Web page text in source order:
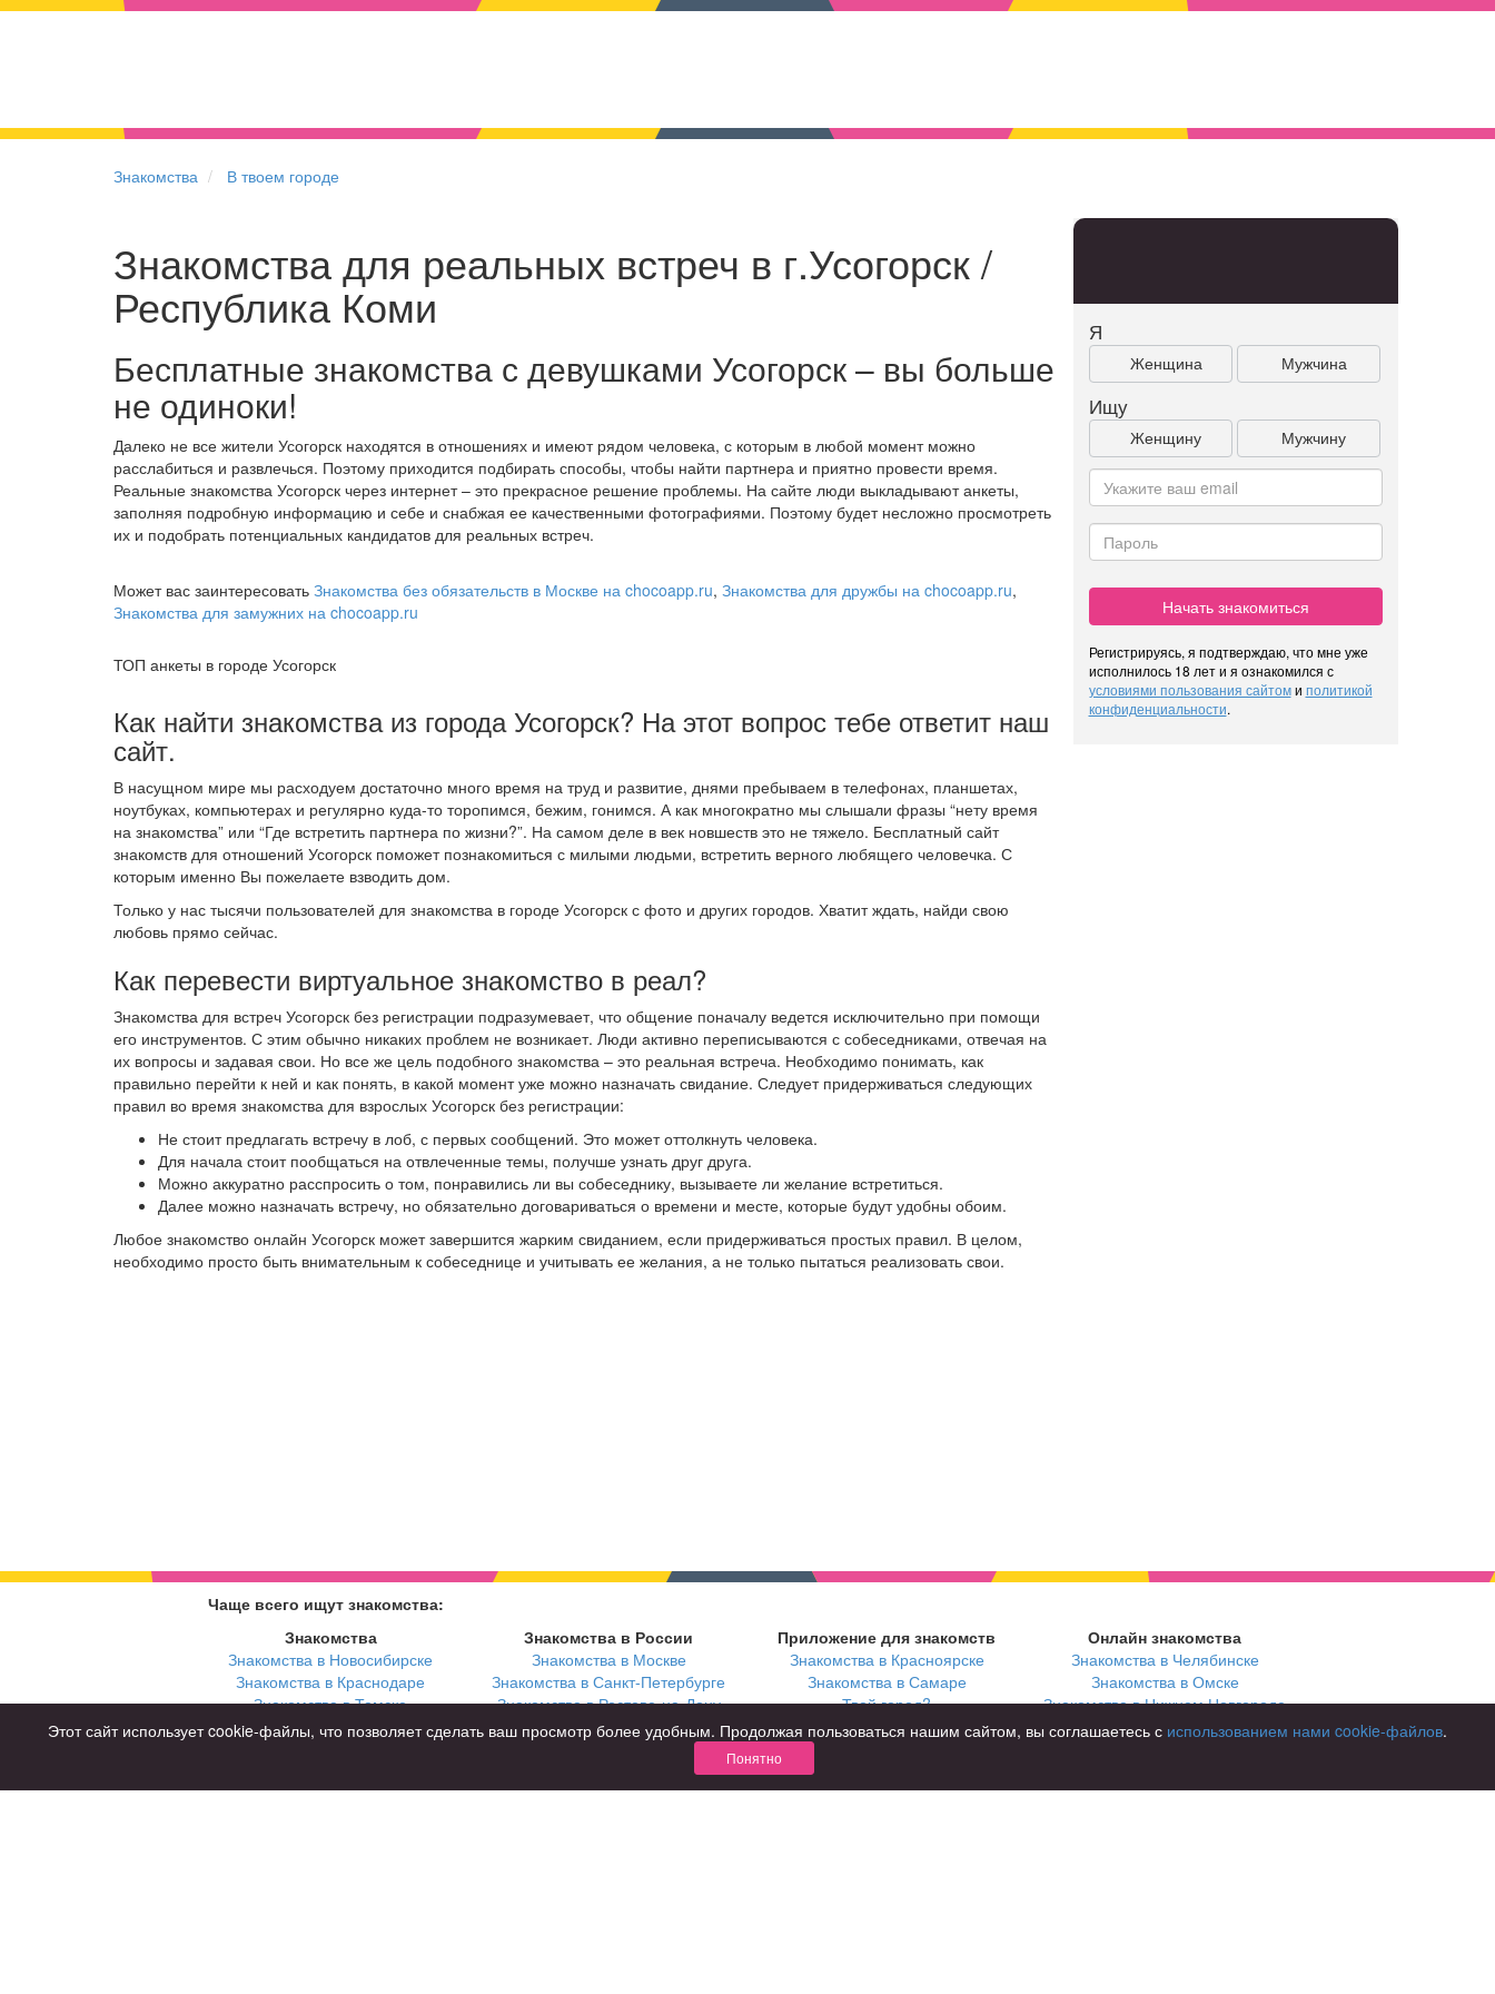
Знакомства В твоем городе
Знакомства для реальных встреч в г.Усогорск /
Республика Коми
Бесплатные знакомства с девушками Усогорск – вы больше
не одиноки!
Далеко не все жители Усогорск находятся в отношениях и имеют рядом человека, с которым в любой момент можно
расслабиться и развлечься. Поэтому приходится подбирать способы, чтобы найти партнера и приятно провести время.
Реальные знакомства Усогорск через интернет – это прекрасное решение проблемы. На сайте люди выкладывают анкеты,
заполняя подробную информацию и себе и снабжая ее качественными фотографиями. Поэтому будет несложно просмотреть
их и подобрать потенциальных кандидатов для реальных встреч.
Может вас заинтересовать Знакомства без обязательств в Москве на chocoapp.ru, Знакомства для дружбы на chocoapp.ru,
Знакомства для замужних на chocoapp.ru
ТОП анкеты в городе Усогорск
Как найти знакомства из города Усогорск? На этот вопрос тебе ответит наш
сайт.
В насущном мире мы расходуем достаточно много время на труд и развитие, днями пребываем в телефонах, планшетах,
ноутбуках, компьютерах и регулярно куда-то торопимся, бежим, гонимся. А как многократно мы слышали фразы “нету время
на знакомства” или “Где встретить партнера по жизни?”. На самом деле в век новшеств это не тяжело. Бесплатный сайт
знакомств для отношений Усогорск поможет познакомиться с милыми людьми, встретить верного любящего человечка. С
которым именно Вы пожелаете взводить дом.
Только у нас тысячи пользователей для знакомства в городе Усогорск с фото и других городов. Хватит ждать, найди свою
любовь прямо сейчас.
Как перевести виртуальное знакомство в реал?
Знакомства для встреч Усогорск без регистрации подразумевает, что общение поначалу ведется исключительно при помощи
его инструментов. С этим обычно никаких проблем не возникает. Люди активно переписываются с собеседниками, отвечая на
их вопросы и задавая свои. Но все же цель подобного знакомства – это реальная встреча. Необходимо понимать, как
правильно перейти к ней и как понять, в какой момент уже можно назначать свидание. Следует придерживаться следующих
правил во время знакомства для взрослых Усогорск без регистрации:
Не стоит предлагать встречу в лоб, с первых сообщений. Это может оттолкнуть человека.
Для начала стоит пообщаться на отвлеченные темы, получше узнать друг друга.
Можно аккуратно расспросить о том, понравились ли вы собеседнику, вызываете ли желание встретиться.
Далее можно назначать встречу, но обязательно договариваться о времени и месте, которые будут удобны обоим.
Любое знакомство онлайн Усогорск может завершится жарким свиданием, если придерживаться простых правил. В целом,
необходимо просто быть внимательным к собеседнице и учитывать ее желания, а не только пытаться реализовать свои.
Я
Женщина Мужчина
Ищу
Женщину Мужчину
Начать знакомиться
Регистрируясь, я подтверждаю, что мне уже
исполнилось 18 лет и я ознакомился с
условиями пользования сайтоми политикой
конфиденциальности.
Чаще всего ищут знакомства:
Знакомства
Знакомства в Новосибирске
Знакомства в Краснодаре
Знакомства в Томске
Знакомства в Екатеринбурге
Знакомства в России
Знакомства в Москве
Знакомства в Санкт-Петербурге
Знакомства в Ростове-на-Дону
Приложение для знакомств
Знакомства в Красноярске
Знакомства в Самаре
Твой город?
Онлайн знакомства
Знакомства в Челябинске
Знакомства в Омске
Знакомства в Нижнем Новгороде
Этот сайт использует cookie-файлы, что позволяет сделать ваш просмотр более удобным. Продолжая пользоваться нашим сайтом, вы соглашаетесь с использованием нами cookie-файлов.
Понятно